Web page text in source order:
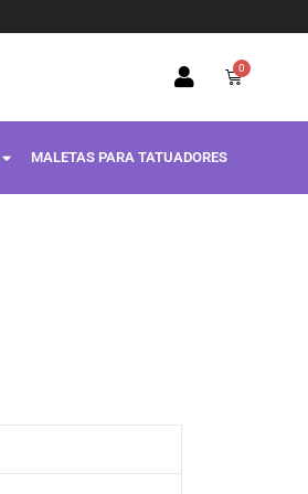
0
Carrito
MALETAS PARA TATUADORES